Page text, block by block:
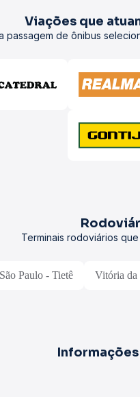
Viações que
passagem de ônibus
Terminais rodoviários
São Paulo - Tietê Vitória da